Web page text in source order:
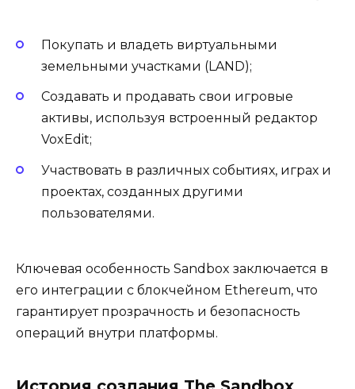
Покупать и владеть виртуальными
земельными участками (LAND);
Создавать и продавать свои игровые
активы, используя встроенный редактор
VoxEdit;
Участвовать в различных событиях, играх и
проектах, созданных другими
пользователями.
Ключевая особенность Sandbox заключается в
его интеграции с блокчейном Ethereum, что
гарантирует прозрачность и безопасность
операций внутри платформы.